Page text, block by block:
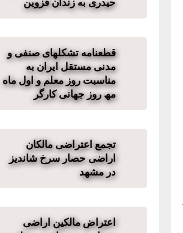
حیدری به زندان قزوین
قطعنامه تشکلھای صنفی و
مدنی مستقل ایران به
مناسبت روز معلم و اول ماه
مھ روز جھانی کارگر
تجمع اعتراضی مالکان
اراضی حصار سرخ شاندیز
در مشهد
اعتراض مالکین اراضی